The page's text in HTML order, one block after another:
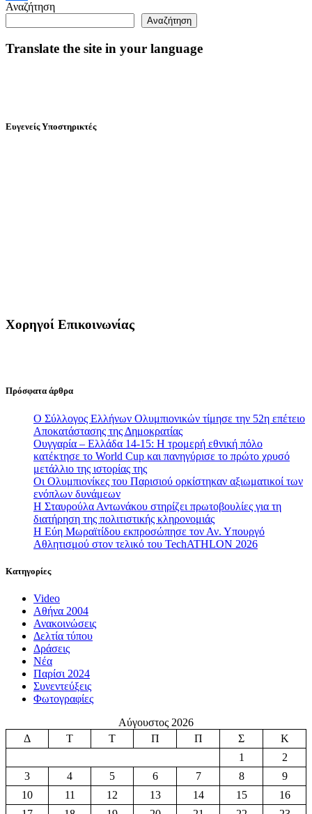
Μοιραστείτε
Αναζήτηση
Αναζήτηση
Translate the site in your language
Ευγενείς Υποστηρικτές
Χορηγοί Επικοινωνίας
Πρόσφατα άρθρα
Ο Σύλλογος Ελλήνων Ολυμπιονικών τίμησε την 52η επέτειο
Αποκατάστασης της Δημοκρατίας
Ουγγαρία – Ελλάδα 14-15: Η τρομερή εθνική πόλο
κατέκτησε το World Cup και πανηγύρισε το πρώτο χρυσό
μετάλλιο της ιστορίας της
Οι Ολυμπιονίκες του Παρισιού ορκίστηκαν αξιωματικοί των
ενόπλων δυνάμεων
Η Σταυρούλα Αντωνάκου στηρίζει πρωτοβουλίες για τη
διατήρηση της πολιτιστικής κληρονομιάς
Η Εύη Μωραϊτίδου εκπροσώπησε τον Αν. Υπουργό
Αθλητισμού στον τελικό του TechATHLON 2026
Κατηγορίες
Video
Αθήνα 2004
Ανακοινώσεις
Δελτία τύπου
Δράσεις
Νέα
Παρίσι 2024
Συνεντεύξεις
Φωτογραφίες
Αύγουστος 2026
Δ
Τ Τ Π Π Σ
Κ
1
2
3
4 5 6 7 8
9
10
11 12 13 14 15
16